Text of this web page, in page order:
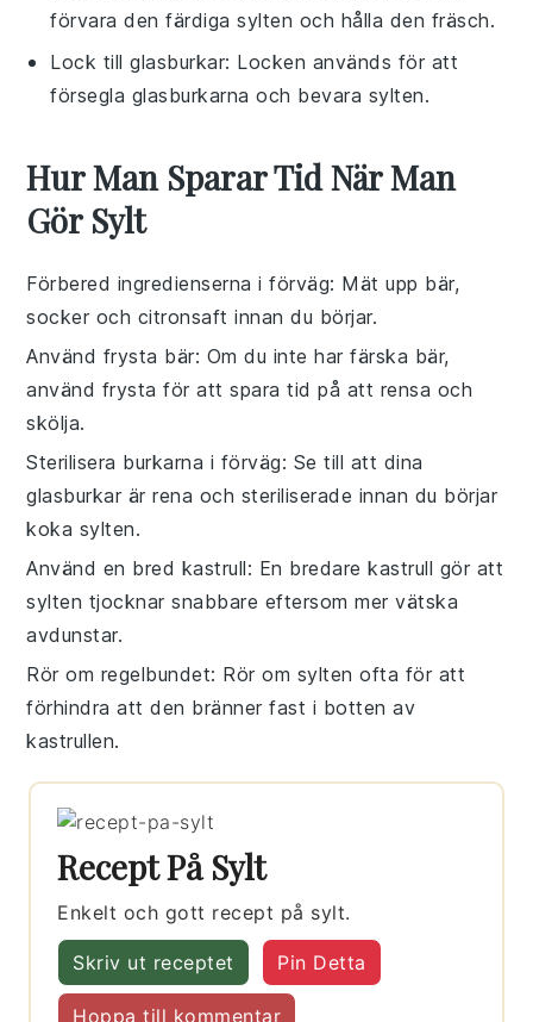
förvara den färdiga sylten och hålla den fräsch.
Lock till glasburkar: Locken används för att
försegla glasburkarna och bevara sylten.
Hur Man Sparar Tid När Man
Gör Sylt
Förbered ingredienserna i förväg: Mät upp bär,
socker och citronsaft innan du börjar.
Använd frysta bär: Om du inte har färska bär,
använd frysta för att spara tid på att rensa och
skölja.
Sterilisera burkarna i förväg: Se till att dina
glasburkar är rena och steriliserade innan du börjar
koka sylten.
Använd en bred kastrull: En bredarekastrull gör att
sylten tjocknar snabbare eftersom mer vätska
avdunstar.
Rör om regelbundet: Rör om sylten ofta för att
förhindra att den bränner fast i botten av
kastrullen.
Recept På Sylt
Enkelt och gott recept på sylt.
Skriv ut receptet Pin Detta
Hoppa till kommentar